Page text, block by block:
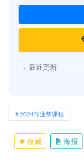
最近更新
2024作业帮课程
收藏 海报